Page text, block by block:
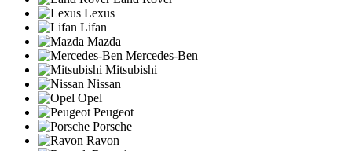
Lexus
Lifan
Mazda
Mercedes-Ben
Mitsubishi
Nissan
Opel
Peugeot
Porsche
Ravon